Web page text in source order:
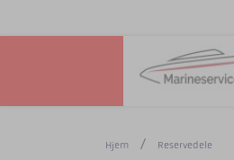
Hjem Reservedele